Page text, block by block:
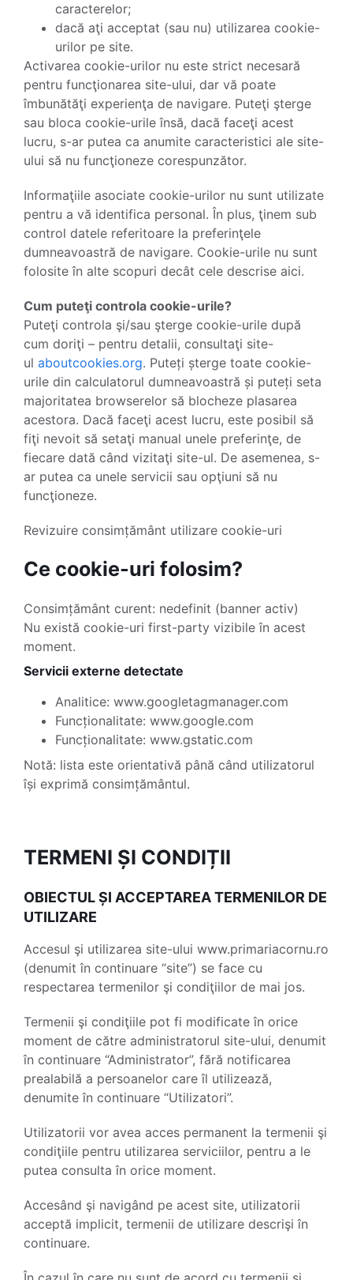
caracterelor;
dacă aţi acceptat (sau nu) utilizarea cookie-
urilor pe site.
Activarea cookie-urilor nu este strict necesară
pentru funcţionarea site-ului, dar vă poate
îmbunătăţi experienţa de navigare. Puteţi şterge
sau bloca cookie-urile însă, dacă faceţi acest
lucru, s-ar putea ca anumite caracteristici ale site-
ului să nu funcţioneze corespunzător.
Informaţiile asociate cookie-urilor nu sunt utilizate
pentru a vă identifica personal. În plus, ţinem sub
control datele referitoare la preferinţele
dumneavoastră de navigare. Cookie-urile nu sunt
folosite în alte scopuri decât cele descrise aici.
Cum puteţi controla cookie-urile?
Puteţi controla şi/sau şterge cookie-urile după
cum doriţi – pentru detalii, consultaţi site-
ul aboutcookies.org. Puteți șterge toate cookie-
urile din calculatorul dumneavoastră și puteți seta
majoritatea browserelor să blocheze plasarea
acestora. Dacă faceţi acest lucru, este posibil să
fiţi nevoit să setaţi manual unele preferinţe, de
fiecare dată când vizitaţi site-ul. De asemenea, s-
ar putea ca unele servicii sau opţiuni să nu
funcţioneze.
Revizuire consimțământ utilizare cookie-uri
Ce cookie-uri folosim?
Consimțământ curent: nedefinit (banner activ)
Nu există cookie-uri first-party vizibile în acest
moment.
Servicii externe detectate
Analitice: www.googletagmanager.com
Funcționalitate: www.google.com
Funcționalitate: www.gstatic.com
Notă: lista este orientativă până când utilizatorul
își exprimă consimțământul.
TERMENI ȘI CONDIȚII
OBIECTUL ȘI ACCEPTAREA TERMENILOR DE
UTILIZARE
Accesul şi utilizarea site-ului www.primariacornu.ro
(denumit în continuare “site”) se face cu
respectarea termenilor şi condiţiilor de mai jos.
Termenii şi condiţiile pot fi modificate în orice
moment de către administratorul site-ului, denumit
în continuare “Administrator”, fără notificarea
prealabilă a persoanelor care îl utilizează,
denumite în continuare “Utilizatori”.
Utilizatorii vor avea acces permanent la termenii şi
condiţiile pentru utilizarea serviciilor, pentru a le
putea consulta în orice moment.
Accesând şi navigând pe acest site, utilizatorii
acceptă implicit, termenii de utilizare descrişi în
continuare.